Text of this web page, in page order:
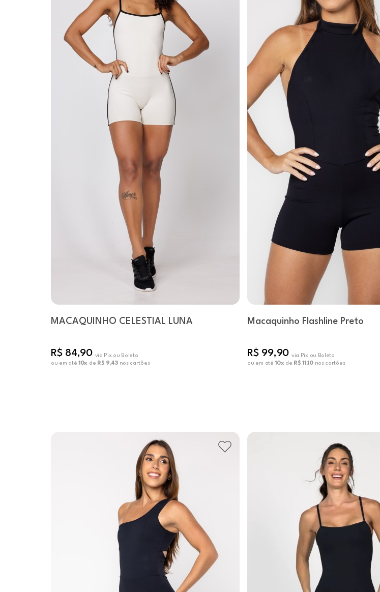
MACAQUINHO CELESTIAL LUNA
R$ 84,90 via Pix ou Boleto
ou em até 10x de R$ 9,43nos cartões
Macaquinho Flashline Preto
R$ 99,90 via Pix ou Boleto
ou em até10x de R$ 11,10nos cartões